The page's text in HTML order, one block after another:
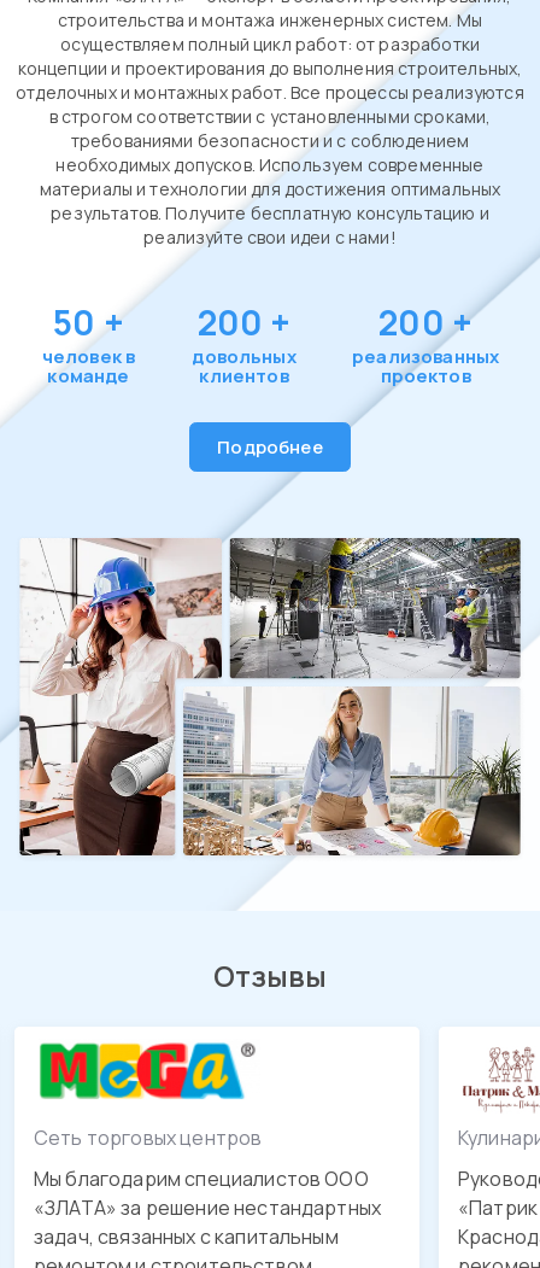
строительства и монтажа инженерных систем. Мы
осуществляем полный цикл работ: от разработки
концепции и проектирования до выполнения строительных,
отделочных и монтажных работ. Все процессы реализуются
в строгом соответствии с установленными сроками,
требованиями безопасности и с соблюдением
необходимых допусков. Используем современные
материалы и технологии для достижения оптимальных
результатов. Получите бесплатную консультацию и
реализуйте свои идеи с нами!
50 +
человек в
команде
200 +
довольных
клиентов
200 +
реализованных
проектов
Подробнее
Отзывы
Сеть торговых центров
Мы благодарим специалистов ООО
«ЗЛАТА» за решение нестандартных
задач, связанных с капитальным